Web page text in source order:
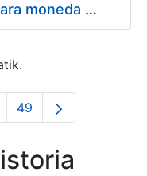
Suministro de estuches para moneda de 30 €
Pages Use
Orrialdea
49